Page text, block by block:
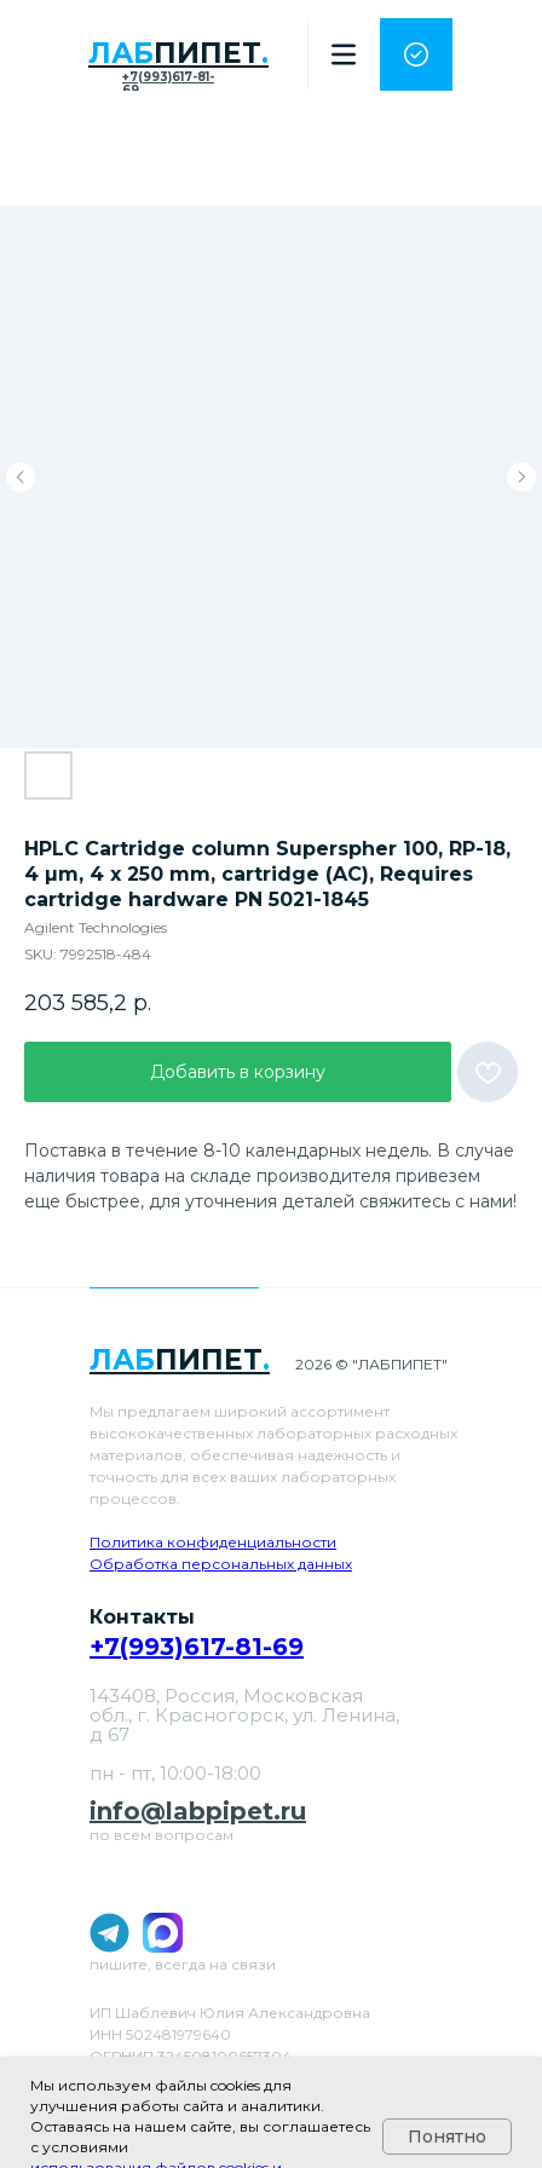
ЛАБПИПЕТ.
+7(993)617-81-
69
HPLC Cartridge column Superspher 100, RP-18,
4 µm, 4 x 250 mm, cartridge (AC), Requires
cartridge hardware PN 5021-1845
Agilent Technologies
SKU: 7992518-484
203 585,2 р.
Добавить в корзину
Поставка в течение 8-10 календарных недель. В случае
наличия товара на складе производителя привезем
еще быстрее, для уточнения деталей свяжитесь с нами!
ЛАБПИПЕТ.
Мы предлагаем широкий ассортимент
высококачественных лабораторных расходных
материалов, обеспечивая надежность и
точность для всех ваших лабораторных
процессов.
Политика конфиденциальности
Обработка персональных данных
ИП Шаблевич Юлия Александровна
ИНН 502481979640
ОГРНИП 324508100657304
ОКВЭД 46.69 «Торговля оптовая прочими
машинами и оборудованием»
2026 © "ЛАБПИПЕТ"
Контакты
info@labpipet.ru
+7(993)617-81-69
по всем вопросам
143408, Россия, Московская
обл., г. Красногорск, ул. Ленина,
д 67
пн - пт, 10:00-18:00
пишите, всегда на связи
Мы используем файлы cookies для
улучшения работы сайта и аналитики.
Оставаясь на нашем сайте, вы соглашаетесь
с условиями
Понятно